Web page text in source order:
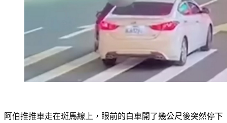
阿伯推推車走在斑馬線上，眼前的白車開了幾公尺後突然停下